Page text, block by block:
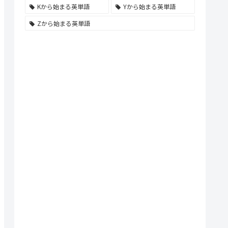
Kから始まる英単語
Yから始まる英単語
Zから始まる英単語